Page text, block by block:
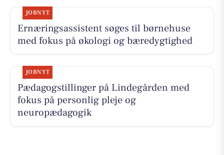
JOBNYT
Ernæringsassistent søges til børnehuse
med fokus på økologi og bæredygtighed
JOBNYT
Pædagogstillinger på Lindegården med
fokus på personlig pleje og
neuropædagogik